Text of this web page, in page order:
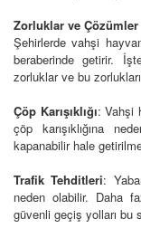
Zorluklar ve Çözümler
Şehirlerde vahşi
beraberinde getirir.
zorluklar ve bu
Çöp Karışıklığı: Vahşi
çöp karışıklığına
kapanabilir hale
Trafik Tehditleri:
neden olabilir. Daha
güvenli geçiş yolları bu